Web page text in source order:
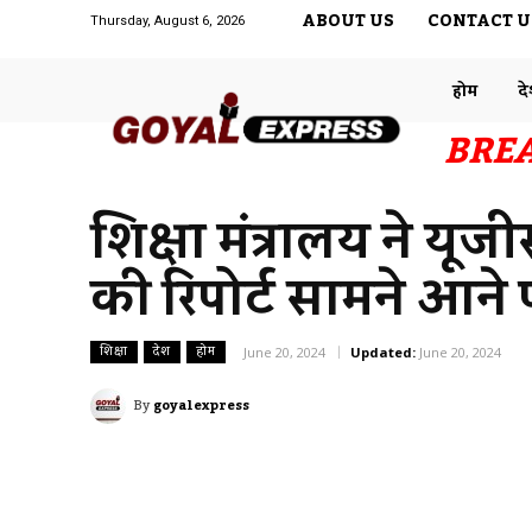
Thursday, August 6, 2026 ABOUT US CONTACT
होम
शिक्षा मंत्रालय ने
की रिपोर्ट सामने आने
शिक्षा देश होम June 20, 2024 Updated: June 20, 2024
Bygoyalexpress